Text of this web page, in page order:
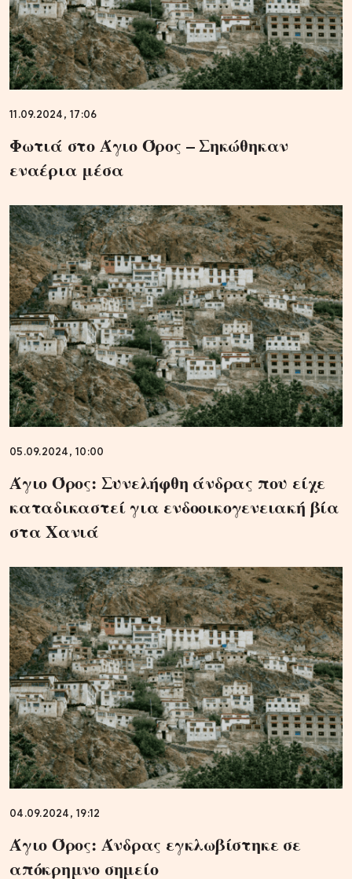
11.09.2024, 17:06
Φωτιά στο Άγιο Όρος – Σηκώθηκαν
εναέρια μέσα
05.09.2024, 10:00
Άγιο Όρος: Συνελήφθη άνδρας που είχε
καταδικαστεί για ενδοοικογενειακή βία
στα Χανιά
04.09.2024, 19:12
Άγιο Όρος: Άνδρας εγκλωβίστηκε σε
απόκρημνο σημείο